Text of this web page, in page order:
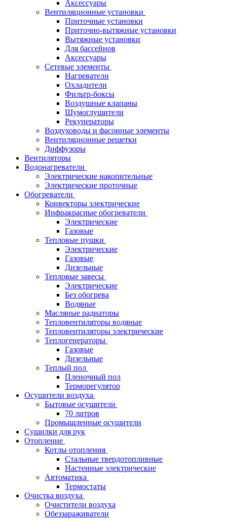
Аксессуары
Вентиляционные установки
Приточные установки
Приточно-вытяжные установки
Вытяжные установки
Для бассейнов
Аксессуары
Сетевые элементы
Нагреватели
Охладители
Фильтр-боксы
Воздушные клапаны
Шумоглушители
Рекуператоры
Воздуховоды и фасонные элементы
Вентиляционные решетки
Диффузоры
Вентиляторы
Водонагреватели
Электрические накопительные
Электрические проточные
Обогреватели
Конвекторы электрические
Инфракрасные обогреватели
Электрические
Газовые
Тепловые пушки
Электрические
Газовые
Дизельные
Тепловые завесы
Электрические
Без обогрева
Водяные
Масляные радиаторы
Тепловентиляторы водяные
Тепловентиляторы электрические
Теплогенераторы
Газовые
Дизельные
Теплый пол
Пленочный пол
Терморегулятор
Осушители воздуха
Бытовые осушители
70 литров
Промышленные осушители
Сушилки для рук
Отопление
Котлы отопления
Стальные твердотопливные
Настенные электрические
Автоматика
Термостаты
Очистка воздуха
Очистители воздуха
Обеззараживатели